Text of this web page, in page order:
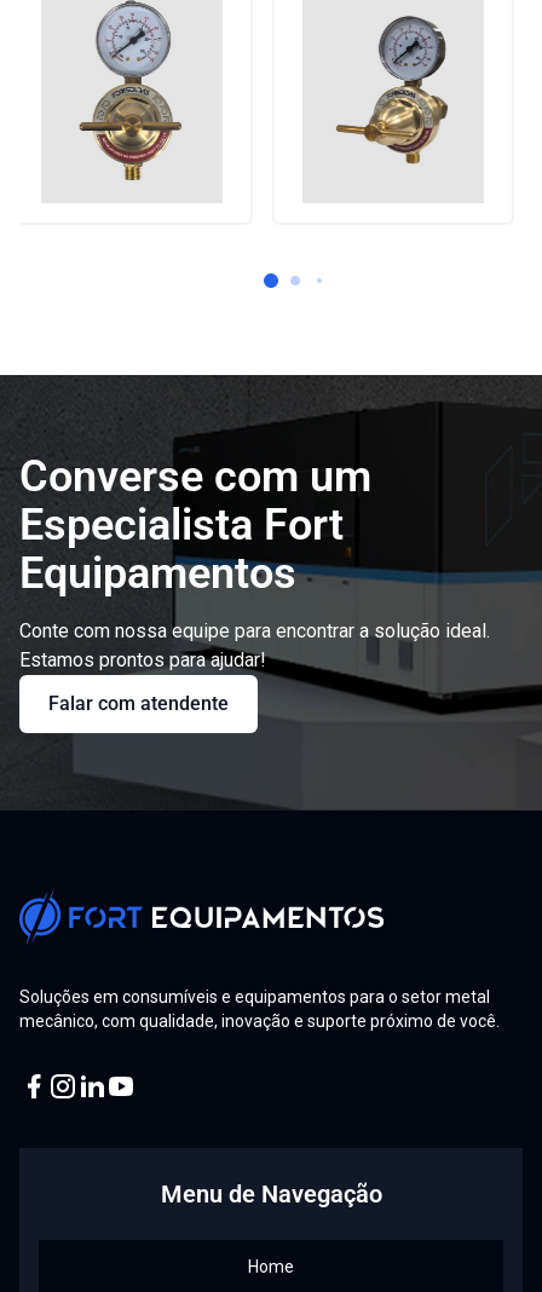
Converse com um
Especialista Fort
Equipamentos
Conte com nossa equipe para encontrar a solução ideal.
Estamos prontos para ajudar!
Falar com atendente
Soluções em consumíveis e equipamentos para o setor metal
mecânico, com qualidade, inovação e suporte próximo de você.
Menu de Navegação
Home